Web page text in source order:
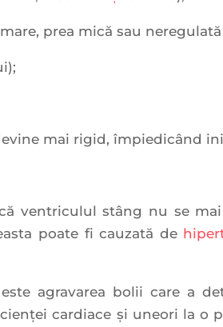
prea mică sau
mai rigid, împiedicând
ventriculul stâng nu se
poate fi cauzată de
agravarea bolii care a
cardiace și uneori la o